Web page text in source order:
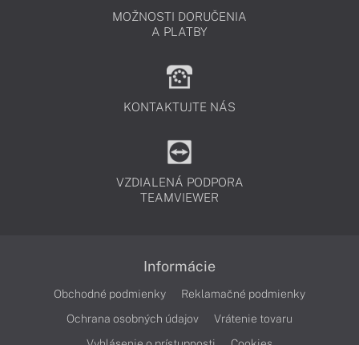
MOŽNOSTI DORUČENIA
A PLATBY
KONTAKTUJTE NÁS
VZDIALENÁ PODPORA
TEAMVIEWER
Informácie
Obchodné podmienky
Reklamačné podmienky
Ochrana osobných údajov
Vrátenie tovaru